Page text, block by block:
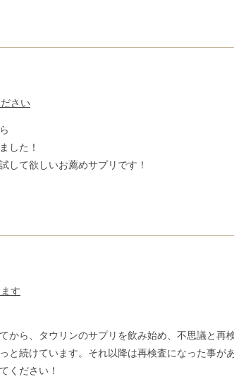
さい
した！
して欲しいお薦めサプリです！
す
から、タウリンのサプリを飲み始め、不思議と再
と続けています。それ以降は再検査になった事が
ください！